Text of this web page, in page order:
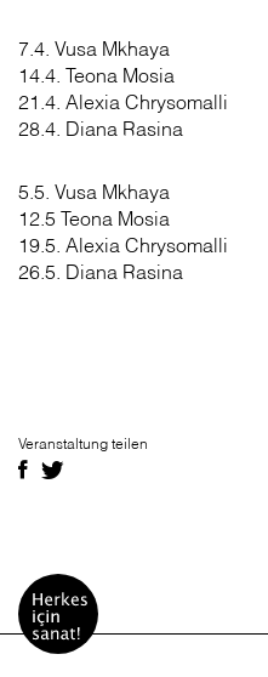
7.4. Vusa Mkhaya
14.4. Teona Mosia
21.4. Alexia Chrysomalli
28.4. Diana Rasina
5.5. Vusa Mkhaya
12.5 Teona Mosia
19.5. Alexia Chrysomalli
26.5. Diana Rasina
Veranstaltung teilen